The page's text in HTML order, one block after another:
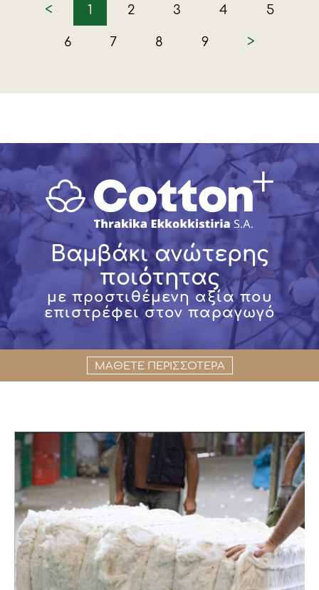
< 1 2 3 4 5
6 7 8 9 >
Βαμβάκι ανώτερης
ποιότητας
με προστιθέμενη αξία που
επιστρέφει στον παραγωγό
ΜΑΘΕΤΕ ΠΕΡΙΣΣΟΤΕΡΑ